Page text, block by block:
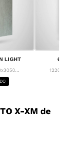
LIGHT 637
X-XM de